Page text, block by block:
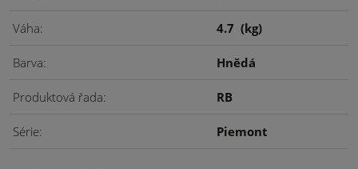
Váha 4.7 (kg)
Barva Hnědá
Produktová řada RB
Série Piemont